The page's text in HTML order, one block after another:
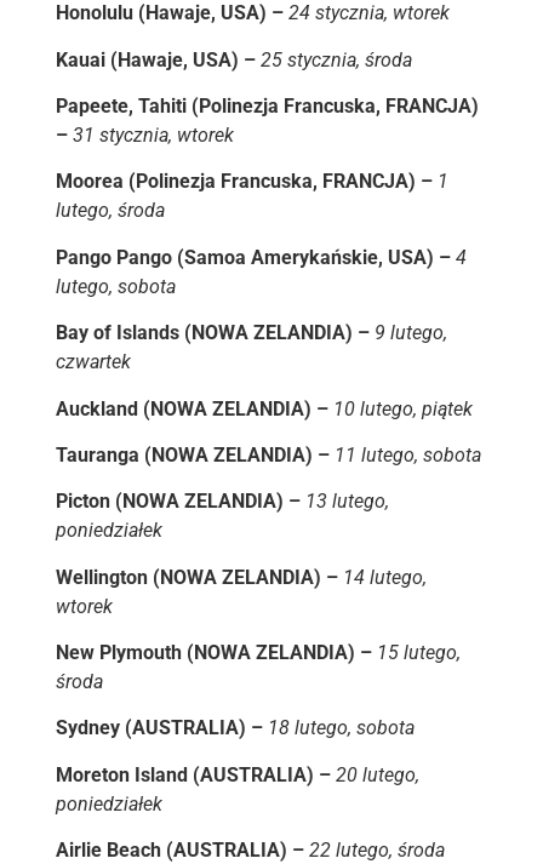
Honolulu (Hawaje, USA) – 24 stycznia, wtorek
Kauai (Hawaje, USA) – 25 stycznia, środa
Papeete, Tahiti (Polinezja Francuska, FRANCJA)
– 31 stycznia, wtorek
Moorea (Polinezja Francuska, FRANCJA) – 1
lutego, środa
Pango Pango (Samoa Amerykańskie, USA) – 4
lutego, sobota
Bay of Islands (NOWA ZELANDIA) – 9 lutego,
czwartek
Auckland (NOWA ZELANDIA) – 10 lutego, piątek
Tauranga (NOWA ZELANDIA) – 11 lutego, sobota
Picton (NOWA ZELANDIA) – 13 lutego,
poniedziałek
Wellington (NOWA ZELANDIA) – 14 lutego,
wtorek
New Plymouth (NOWA ZELANDIA) – 15 lutego,
środa
Sydney (AUSTRALIA) – 18 lutego, sobota
Moreton Island (AUSTRALIA) – 20 lutego,
poniedziałek
Airlie Beach (AUSTRALIA) – 22 lutego, środa